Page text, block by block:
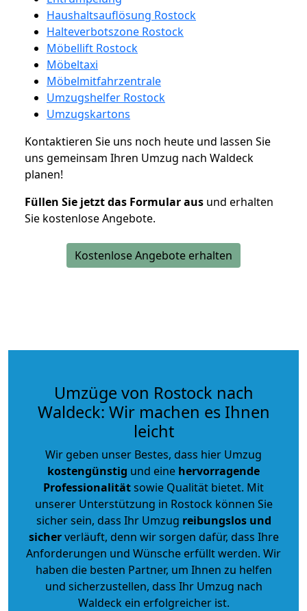
Haushaltsauflösung Rostock
Halteverbotszone Rostock
Möbellift Rostock
Möbeltaxi
Möbelmitfahrzentrale
Umzugshelfer Rostock
Umzugskartons
Kontaktieren Sie uns noch heute und lassen Sie
uns gemeinsam Ihren Umzug nach Waldeck
planen!
Füllen Sie jetzt das Formular aus und erhalten
Sie kostenlose Angebote.
Kostenlose Angebote erhalten
Umzüge von Rostock nach
Waldeck: Wir machen es Ihnen
leicht
Wir geben unser Bestes, dass hier Umzug
kostengünstig und eine hervorragende
Professionalitätsowie Qualität bietet. Mit
unserer Unterstützung in Rostock können Sie
sicher sein, dass Ihr Umzug reibungslos und
sicherverläuft, denn wir sorgen dafür, dass Ihre
Anforderungen und Wünsche erfüllt werden. Wir
haben die besten Partner, um Ihnen zu helfen
und sicherzustellen, dass Ihr Umzug nach
Waldeck ein erfolgreicher ist.